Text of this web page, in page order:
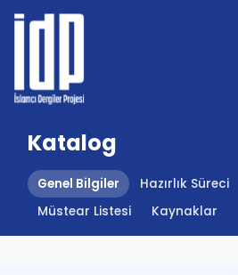
Katalog
Genel Bilgiler Hazırlık Süreci
Müstear Listesi
Kaynaklar